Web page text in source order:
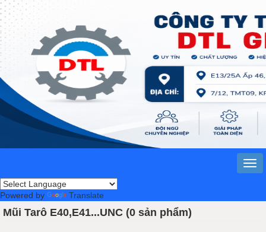
Powered by Translate
Mũi Tarô E40,E41...UNC (0 sản phẩm)